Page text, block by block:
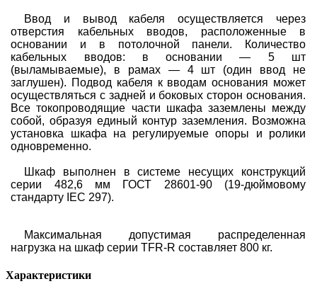
Ввод и вывод кабеля осуществляется через
отверстия кабельных вводов, расположенные в
основании и в потолочной панели.
Количество
кабельных вводов: в основании — 5 шт
(выламываемые), в рамах — 4 шт (один ввод не
заглушен). Подвод кабеля к вводам основания может
осуществляться с задней и боковых сторон основания.
Все токопроводящие части шкафа заземлены между
собой, образуя единый контур заземления. Возможна
установка шкафа на регулируемые опоры и ролики
одновременно.
Шкаф выполнен в системе несущих конструкций
серии 482,6 мм ГОСТ 28601-90 (19-дюймовому
стандарту IEC 297).
Максимальная допустимая распределенная
нагрузка на шкаф серииTFR-R составляет 800 кг.
Характеристики